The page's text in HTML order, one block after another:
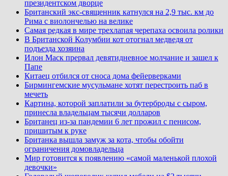
президентском дворце
Британский экс-священник катнулся на 2,9 тыс. км до
Рима с виолончелью на велике
Самая редкая в мире трехлапая черепаха освоила ролики
В Британской Колумбии кот отогнал медведя от
подъезда хозяина
Илон Маск прервал девятидневное молчание и зашел к
Папе
Китаец отбился от сноса дома фейерверками
Бирмингемские мусульмане хотят перестроить паб в
мечеть
Картина, которой заплатили за бутерброды с сыром,
принесла владельцам тысячи долларов
Британец из-за пандемии 6 лет прожил с пенисом,
пришитым к руке
Британка вышла замуж за кота, чтобы обойти
ограничения домовладельца
Мир готовится к появлению «самой маленькой плохой
девочки»